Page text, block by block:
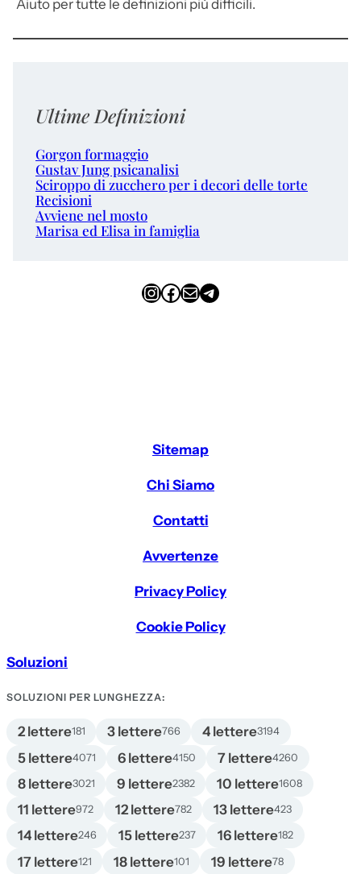
Aiuto per tutte le definizioni più difficili.
Ultime Definizioni
Gorgon formaggio
Gustav Jung psicanalisi
Sciroppo di zucchero per i decori delle torte
Recisioni
Avviene nel mosto
Marisa ed Elisa in famiglia
InstagramFacebook Email Telegram
Sitemap
Chi Siamo
Contatti
Avvertenze
Privacy Policy
Cookie Policy
Soluzioni
SOLUZIONI PER LUNGHEZZA:
2 lettere181 3 lettere766 4 lettere3194
5 lettere4071 6 lettere4150 7 lettere4260
8 lettere3021 9 lettere2382 10 lettere1608
11 lettere972 12 lettere782 13 lettere423
14 lettere246 15 lettere237 16 lettere182
17 lettere121 18 lettere101 19 lettere78